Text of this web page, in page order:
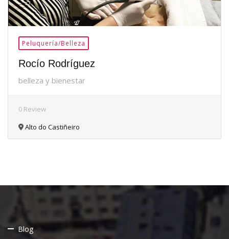
Peluquería/Belleza
Rocío Rodríguez
belleza y bienestar
0 Review
Alto do Castiñeiro
Blog